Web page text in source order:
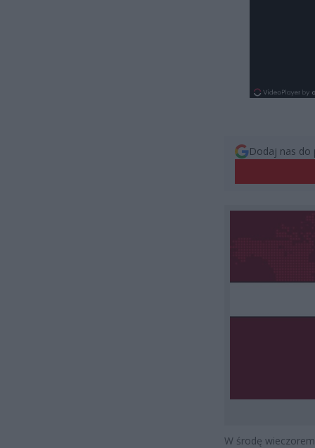
Dodaj nas do
W środę